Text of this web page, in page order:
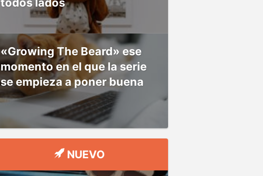
«Growing The Beard» ese
momento en el que la serie
se empieza a poner buena
NUEVO